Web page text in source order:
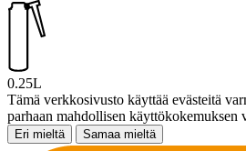
0.25L
Tämä verkkosivusto käyttää evästeitä
parhaan mahdollisen käyttökokemuksen
Eri mieltä Samaa mieltä